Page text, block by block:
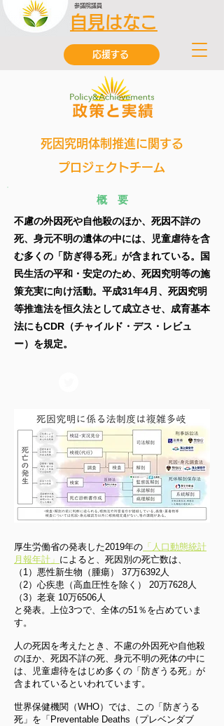
自見はなこ
参議院議員
応援する
死因究明体制推進に関する
プロジェクトチーム
概 要
不慮の外因死や自他殺のほか、死因不詳の
死、身元不明の遺体の中には、児童虐待を含
む多くの「防ぎ得る死」が含まれている。国
民生活の平和・安定のため、死因究明等の施
策充実に向け活動。平成31年4月、死因究明
等推進法を恒久法として成立させ、成育基本
法にもCDR（チャイルド・デス・レビュ
ー）を規定。
厚生労働省の発表した2019年の 「人口動態統計
月報年計」 によると、死因別の死亡数は、
（1）悪性新生物（腫瘍） 37万6392人
（2）心疾患（高血圧性を除く） 20万7628人
（3）老衰 10万6506人
と発表。上位3つで、全体の51％を占めていま
す。
人の死因を考えたとき、不慮の外因死や自他殺
のほか、死因不詳の死、身元不明の死体の中に
は、児童虐待をはじめ多くの「防ぎうる死」が
含まれているといわれています。
世界保健機関（WHO）では、この「防ぎうる
死」を「Preventable Deaths（プレベンダブ